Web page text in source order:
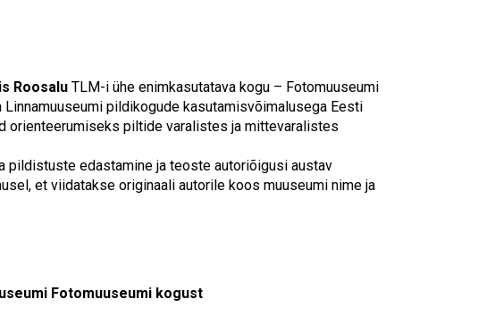
Roosalu TLM-i ühe enimkasutatava kogu – Fotomuuseumi
pildikogude kasutamisvõimalusega Eesti
orienteerumiseks piltide varalistes ja mittevaralistes
pildistuste edastamine ja teoste autoriõigusi austav
et viidatakse originaali autorile koos muuseumi nime ja
Fotomuuseumi kogust